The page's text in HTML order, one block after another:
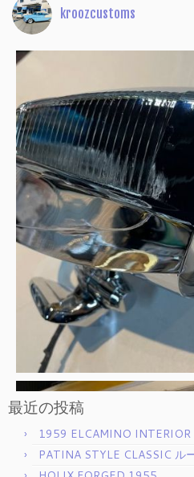
kroozcustoms
最近の投稿
1959 ELCAMINO INTERIOR
PATINA STYLE CLASSIC